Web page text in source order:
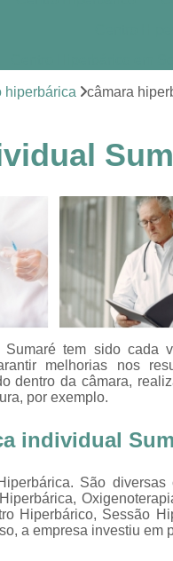
Clínica de Hiperbárica
Clínica
Clínica
Oxigenação
Oxigenação
Oxigenação
Terapia Oxigenação
Oxigenoterapia para
Oxigenoterapia
hiperbárica câmara
tem sido cada
melhorias nos
dentro da câmara,
por exemplo.
individual
São diversas
Hiperbárico, Sessão
a empresa investiu em